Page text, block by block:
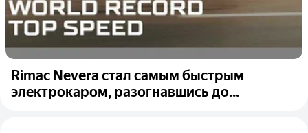
Rimac Nevera стал самым быстрым
электрокаром, разогнавшись до...